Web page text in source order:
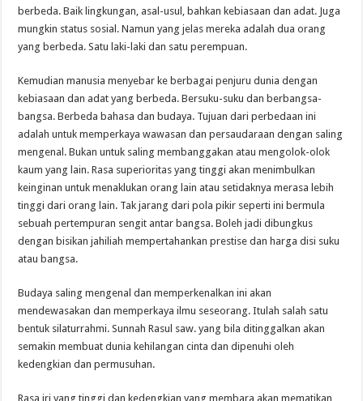
berbeda. Baik lingkungan, asal-usul, bahkan kebiasaan dan adat. Juga
mungkin status sosial. Namun yang jelas mereka adalah dua orang
yang berbeda. Satu laki-laki dan satu perempuan.
Kemudian manusia menyebar ke berbagai penjuru dunia dengan
kebiasaan dan adat yang berbeda. Bersuku-suku dan berbangsa-
bangsa. Berbeda bahasa dan budaya. Tujuan dari perbedaan ini
adalah untuk memperkaya wawasan dan persaudaraan dengan saling
mengenal. Bukan untuk saling membanggakan atau mengolok-olok
kaum yang lain. Rasa superioritas yang tinggi akan menimbulkan
keinginan untuk menaklukan orang lain atau setidaknya merasa lebih
tinggi dari orang lain. Tak jarang dari pola pikir seperti ini bermula
sebuah pertempuran sengit antar bangsa. Boleh jadi dibungkus
dengan bisikan jahiliah mempertahankan prestise dan harga disi suku
atau bangsa.
Budaya saling mengenal dan memperkenalkan ini akan
mendewasakan dan memperkaya ilmu seseorang. Itulah salah satu
bentuk silaturrahmi. Sunnah Rasul saw. yang bila ditinggalkan akan
semakin membuat dunia kehilangan cinta dan dipenuhi oleh
kedengkian dan permusuhan.
Rasa iri yang tinggi dan kedengkian yang membara akan mematikan